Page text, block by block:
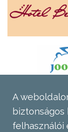
A
felhasználói